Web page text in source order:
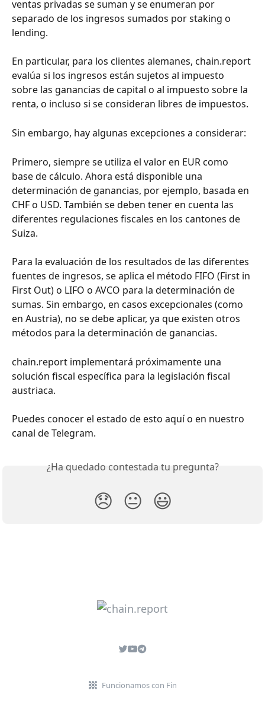
ventas privadas se suman y se enumeran por
separado de los ingresos sumados por staking o
lending.
En particular, para los clientes alemanes, chain.report
evalúa si los ingresos están sujetos al impuesto
sobre las ganancias de capital o al impuesto sobre la
renta, o incluso si se consideran libres de impuestos.
Sin embargo, hay algunas excepciones a considerar:
Primero, siempre se utiliza el valor en EUR como
base de cálculo. Ahora está disponible una
determinación de ganancias, por ejemplo, basada en
CHF o USD. También se deben tener en cuenta las
diferentes regulaciones fiscales en los cantones de
Suiza.
Para la evaluación de los resultados de las diferentes
fuentes de ingresos, se aplica el método FIFO (First in
First Out) o LIFO o AVCO para la determinación de
sumas. Sin embargo, en casos excepcionales (como
en Austria), no se debe aplicar, ya que existen otros
métodos para la determinación de ganancias.
chain.report implementará próximamente una
solución fiscal específica para la legislación fiscal
austriaca.
Puedes conocer el estado de esto aquí o en nuestro
canal de Telegram.
¿Ha quedado contestada tu pregunta?
😞 😐 😃
Funcionamos con Fin